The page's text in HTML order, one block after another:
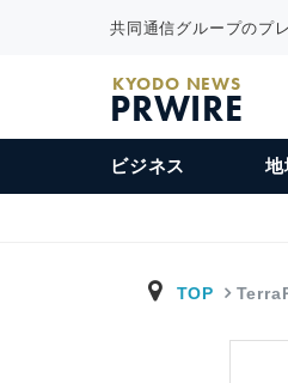
共同通信グループのプ
KYODO NEWS
PRWIRE
ビジネス 地
TOP